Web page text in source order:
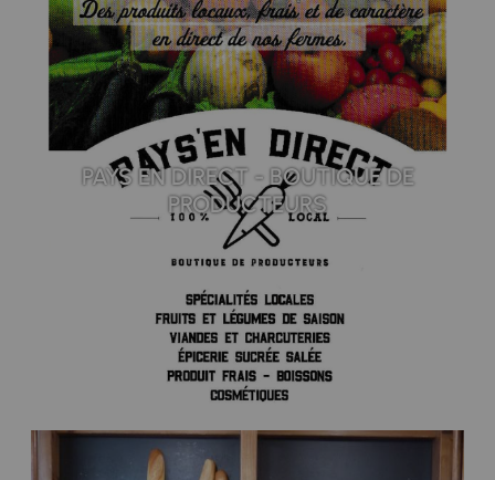
PAYS EN DIRECT - BOUTIQUE DE
PRODUCTEURS